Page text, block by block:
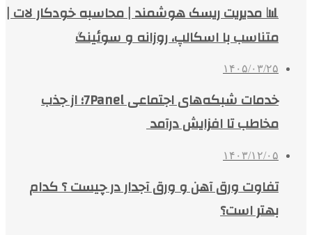
📊 مدیریت ریسک هوشمند | محاسبه خودکار لات |
متناسب با اسکالپ، روزانه و سوئینگ
۱۴۰۵/۰۳/۲۵
خدمات شبکه‌های اجتماعی 7Panel؛ از جذب
مخاطب تا افزایش درآمد
۱۴۰۳/۱۲/۰۵
تفاوت ورق آهن و ورق آجدار در چیست ؟ کدام
بهتر است؟